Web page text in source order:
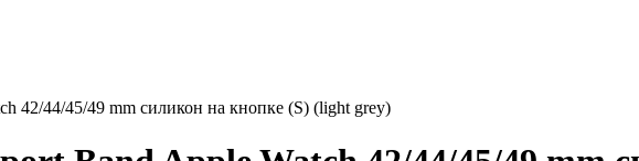
42/44/45/49 mm силикон на кнопке (S) (light grey)